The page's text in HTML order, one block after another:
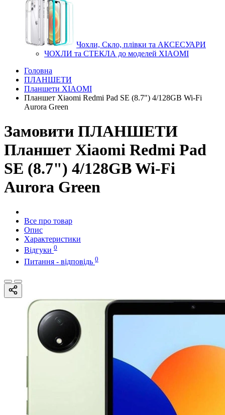
Чохли, Скло, плівки та АКСЕСУАРИ
ЧОХЛИ та СТЕКЛА до моделей XIAOMI
Головна
ПЛАНШЕТИ
Планшети XIAOMI
Планшет Xiaomi Redmi Pad SE (8.7") 4/128GB Wi-Fi
Aurora Green
Замовити ПЛАНШЕТИ
Планшет Xiaomi Redmi Pad
SE (8.7") 4/128GB Wi-Fi
Aurora Green
Все про товар
Опис
Характеристики
Відгуки 0
Питання - відповідь 0